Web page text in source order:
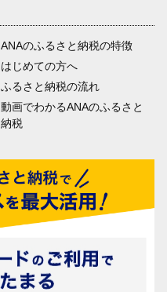
ANAのふるさと納税の特徴
はじめての方へ
ふるさと納税の流れ
動画でわかるANAのふるさと
納税